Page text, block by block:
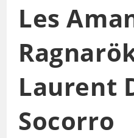
Les
Laurent
Socorro